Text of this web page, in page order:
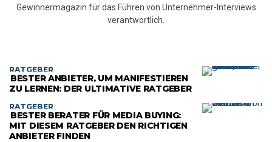
Gewinnermagazin für das Führen von Unternehmer-Interviews
verantwortlich.
RATGEBER
BESTER ANBIETER, UM MANIFESTIEREN
ZU LERNEN: DER ULTIMATIVE RATGEBER
RATGEBER
BESTER BERATER FÜR MEDIA BUYING:
MIT DIESEM RATGEBER DEN RICHTIGEN
ANBIETER FINDEN